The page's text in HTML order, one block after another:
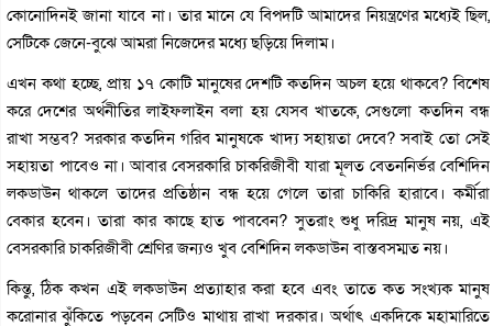
কোনোদিনই জানা যাবে না। তার মানে যে বিপদটি আমাদের নিয়ন্ত্রণের মধ্যেই ছিল,
সেটিকে জেনে-বুঝে আমরা নিজেদের মধ্যে ছড়িয়ে দিলাম।
এখন কথা হচ্ছে, প্রায় ১৭ কোটি মানুষের দেশটি কতদিন অচল হয়ে থাকবে? বিশেষ
করে দেশের অর্থনীতির লাইফলাইন বলা হয় যেসব খাতকে, সেগুলো কতদিন বন্ধ
রাখা সম্ভব? সরকার কতদিন গরিব মানুষকে খাদ্য সহায়তা দেবে? সবাই তো সেই
সহায়তা পাবেও না। আবার বেসরকারি চাকরিজীবী যারা মূলত বেতননির্ভর বেশিদিন
লকডাউন থাকলে তাদের প্রতিষ্ঠান বন্ধ হয়ে গেলে তারা চাকিরি হারাবে। কর্মীরা
বেকার হবেন। তারা কার কাছে হাত পাববেন? সুতরাং শুধু দরিদ্র মানুষ নয়, এই
বেসরকারি চাকরিজীবী শ্রেণির জন্যও খুব বেশিদিন লকডাউন বাস্তবসম্মত নয়।
কিন্তু, ঠিক কখন এই লকডাউন প্রত্যাহার করা হবে এবং তাতে কত সংখ্যক মানুষ
করোনার ঝুঁকিতে পড়বেন সেটিও মাথায় রাখা দরকার। অর্থাৎ একদিকে মহামারিতে